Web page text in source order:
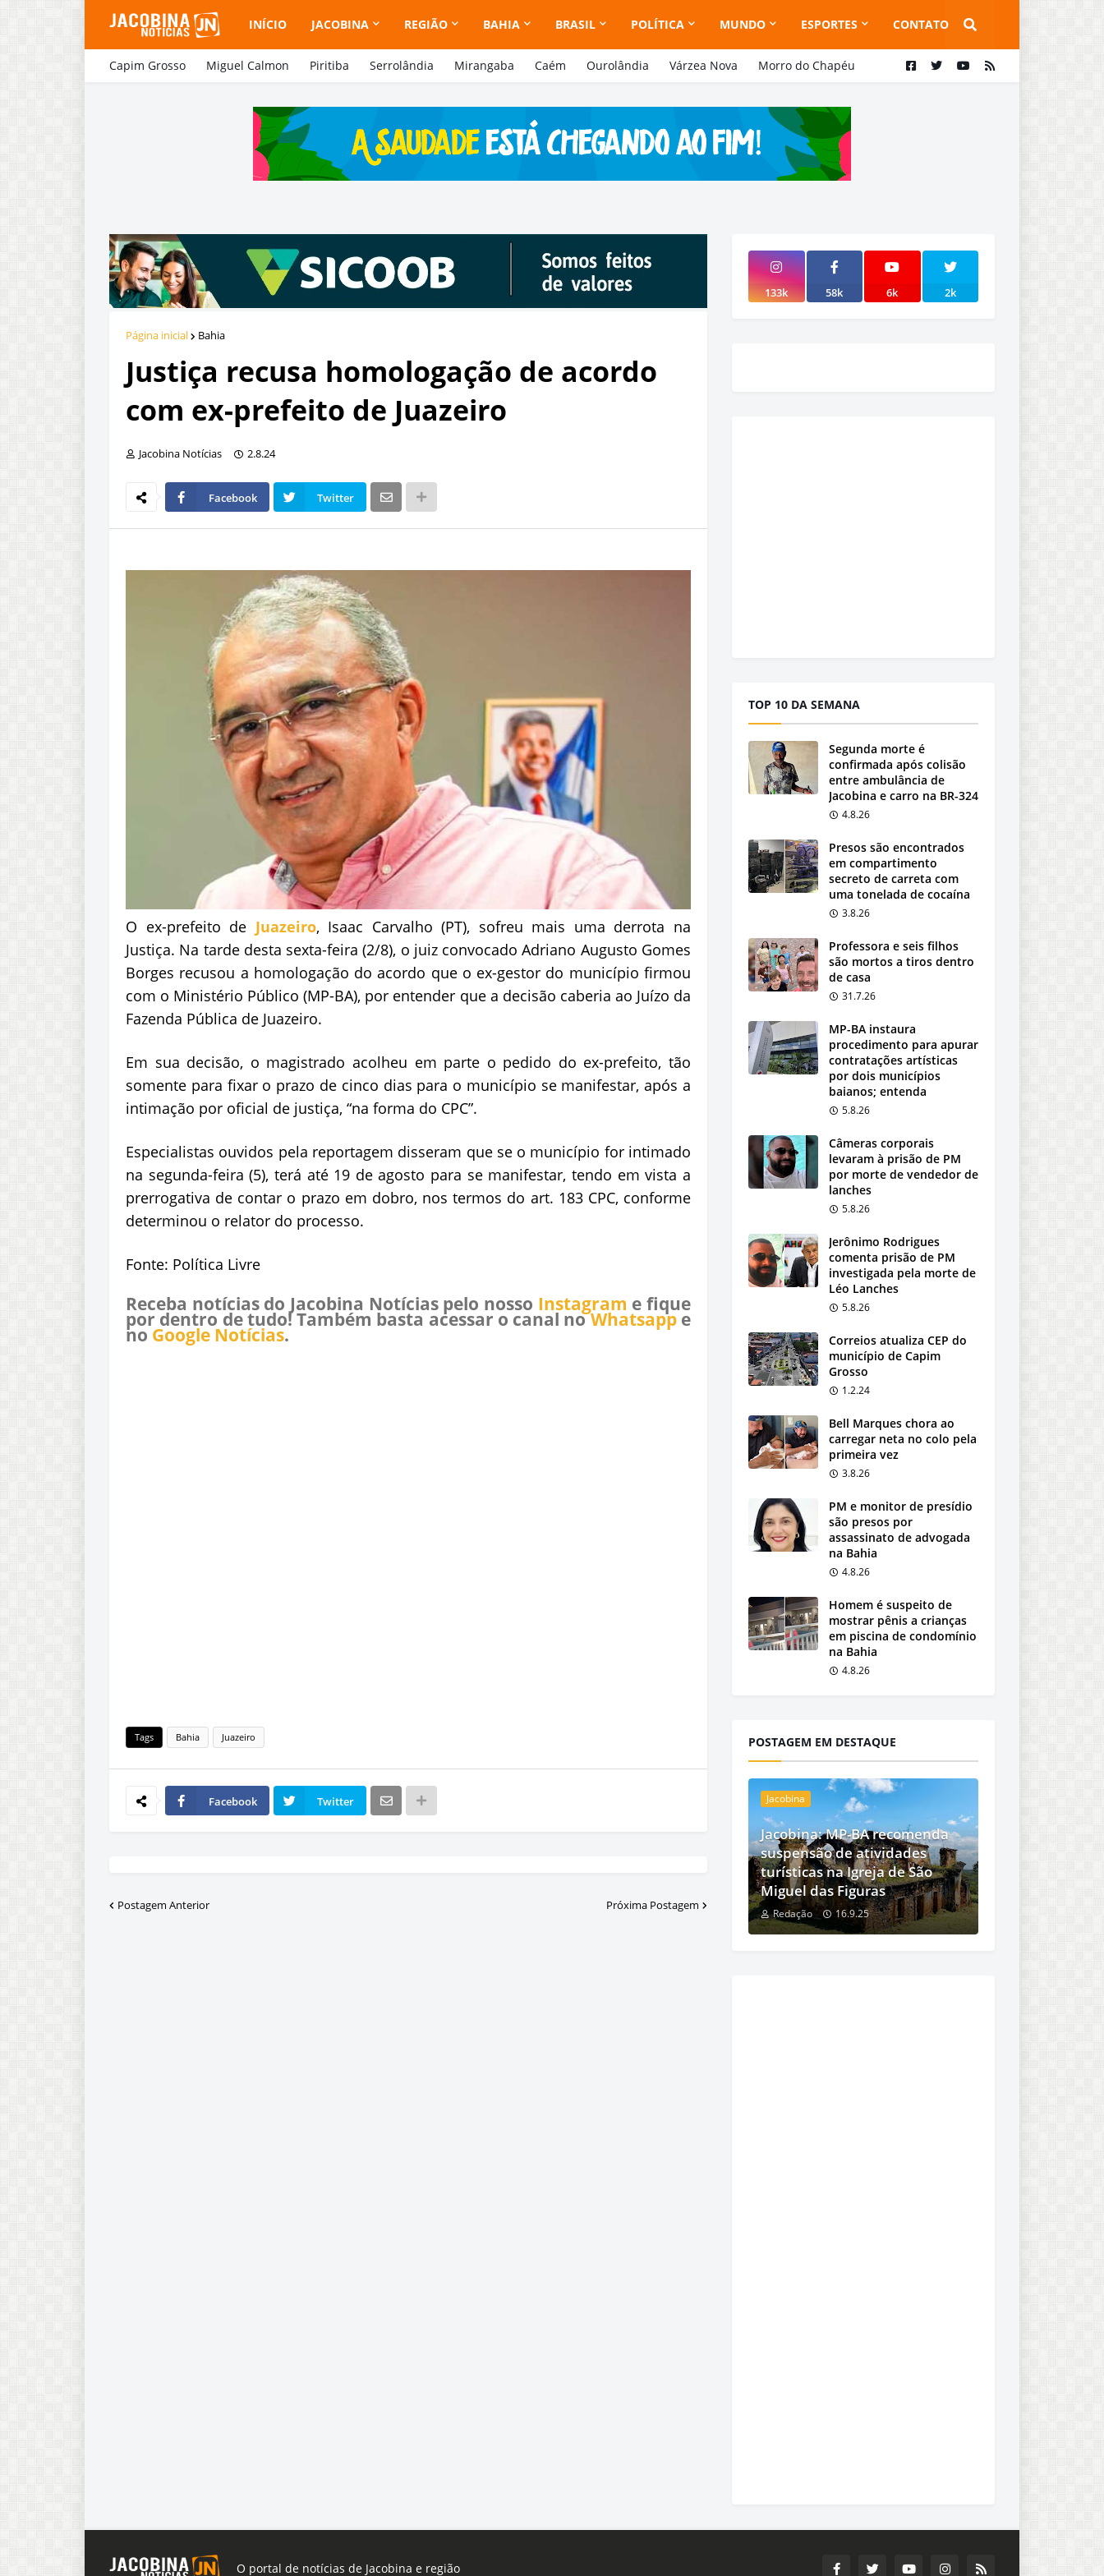
INÍCIO JACOBINA REGIÃO BAHIA BRASIL POLÍTICA MUNDO ESPORTES CONTATO
Capim Grosso Miguel Calmon Piritiba Serrolândia Mirangaba Caém Ourolândia Várzea Nova Morro do Chapéu
Página inicial Bahia
Justiça recusa homologação de acordo
com ex-prefeito de Juazeiro
Jacobina Notícias 2.8.24
Facebook Twitter
O ex-prefeito de Juazeiro, Isaac Carvalho (PT), sofreu mais uma derrota na
Justiça. Na tarde desta sexta-feira (2/8), o juiz convocado Adriano Augusto Gomes
Borges recusou a homologação do acordo que o ex-gestor do município firmou
com o Ministério Público (MP-BA), por entender que a decisão caberia ao Juízo da
Fazenda Pública de Juazeiro.
Em sua decisão, o magistrado acolheu em parte o pedido do ex-prefeito, tão
somente para fixar o prazo de cinco dias para o município se manifestar, após a
intimação por oficial de justiça, “na forma do CPC”.
Especialistas ouvidos pela reportagem disseram que se o município for intimado
na segunda-feira (5), terá até 19 de agosto para se manifestar, tendo em vista a
prerrogativa de contar o prazo em dobro, nos termos do art. 183 CPC, conforme
determinou o relator do processo.
Fonte: Política Livre
Receba notícias do Jacobina Notícias pelo nosso Instagram e fique
por dentro de tudo! Também basta acessar o canal noWhatsappe
no Google Notícias.
Tags Bahia Juazeiro
Facebook Twitter
Postagem Anterior Próxima Postagem
133k 58k 6k 2k
TOP 10 DA SEMANA
Segunda morte é
confirmada após colisão
entre ambulância de
Jacobina e carro na BR-324
4.8.26
Presos são encontrados
em compartimento
secreto de carreta com
uma tonelada de cocaína
3.8.26
Professora e seis filhos
são mortos a tiros dentro
de casa
31.7.26
MP-BA instaura
procedimento para apurar
contratações artísticas
por dois municípios
baianos; entenda
5.8.26
Câmeras corporais
levaram à prisão de PM
por morte de vendedor de
lanches
5.8.26
Jerônimo Rodrigues
comenta prisão de PM
investigada pela morte de
Léo Lanches
5.8.26
Correios atualiza CEP do
município de Capim
Grosso
1.2.24
Bell Marques chora ao
carregar neta no colo pela
primeira vez
3.8.26
PM e monitor de presídio
são presos por
assassinato de advogada
na Bahia
4.8.26
Homem é suspeito de
mostrar pênis a crianças
em piscina de condomínio
na Bahia
4.8.26
POSTAGEM EM DESTAQUE
Jacobina
Jacobina: MP-BA recomenda
suspensão de atividades
turísticas na Igreja de São
Miguel das Figuras
Redação 16.9.25
O portal de notícias de Jacobina e região